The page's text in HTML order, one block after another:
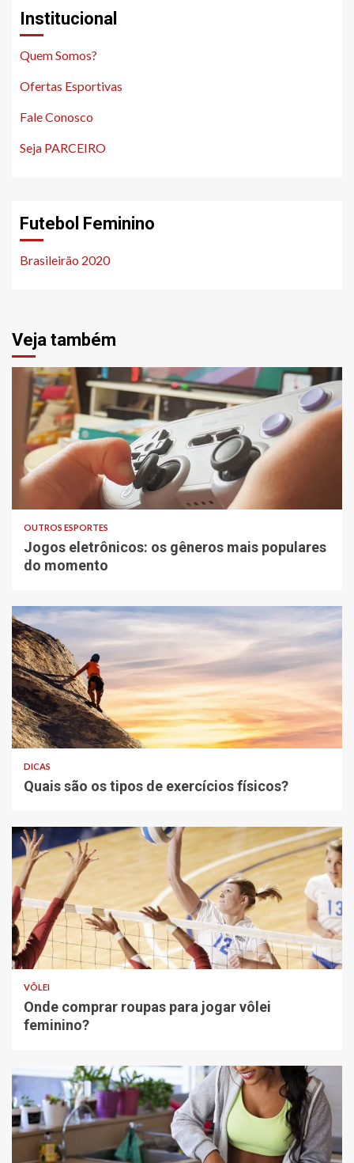
Institucional
Quem Somos?
Ofertas Esportivas
Fale Conosco
Seja PARCEIRO
Futebol Feminino
Brasileirão 2020
Veja também
OUTROS ESPORTES
Jogos eletrônicos: os gêneros mais populares
do momento
DICAS
Quais são os tipos de exercícios físicos?
VÔLEI
Onde comprar roupas para jogar vôlei
feminino?